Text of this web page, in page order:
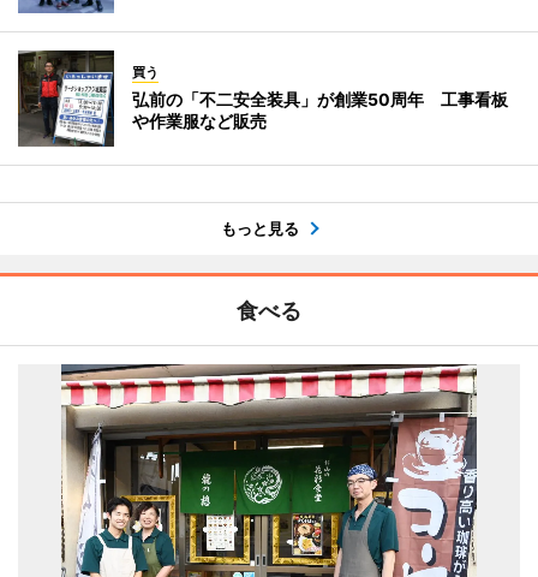
買う
弘前の「不二安全装具」が創業50周年 工事看板
や作業服など販売
もっと見る
食べる